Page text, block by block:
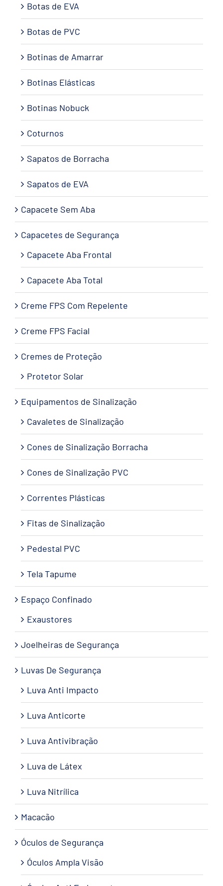
Botas de EVA
Botas de PVC
Botinas de Amarrar
Botinas Elásticas
Botinas Nobuck
Coturnos
Sapatos de Borracha
Sapatos de EVA
Capacete Sem Aba
Capacetes de Segurança
Capacete Aba Frontal
Capacete Aba Total
Creme FPS Com Repelente
Creme FPS Facial
Cremes de Proteção
Protetor Solar
Equipamentos de Sinalização
Cavaletes de Sinalização
Cones de Sinalização Borracha
Cones de Sinalização PVC
Correntes Plásticas
Fitas de Sinalização
Pedestal PVC
Tela Tapume
Espaço Confinado
Exaustores
Joelheiras de Segurança
Luvas De Segurança
Luva Anti Impacto
Luva Anticorte
Luva Antivibração
Luva de Látex
Luva Nitrílica
Macacão
Óculos de Segurança
Óculos Ampla Visão